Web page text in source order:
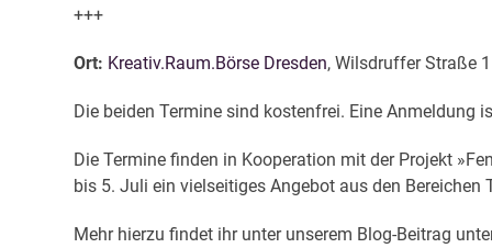
+++
Ort: Kreativ.Raum.Börse Dresden, Wilsdruffer Straße
Die beiden Termine sind kostenfrei. Eine Anmeldung
Die Termine finden in Kooperation mit der Projekt
bis 5. Juli ein vielseitiges Angebot aus den
Mehr hierzu findet ihr unter unserem Blog-Beitrag